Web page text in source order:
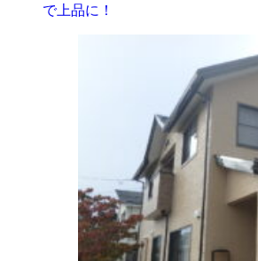
で上品に！